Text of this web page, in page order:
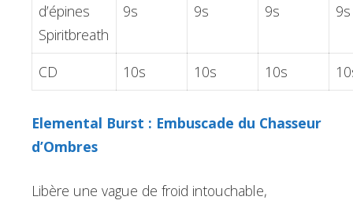
d’épines
Spiritbreath
9s 9s 9s 9s
CD 10s 10s 10s
Elemental Burst : Embuscade du Chasseur
d’Ombres
Libère une vague de froid intouchable,